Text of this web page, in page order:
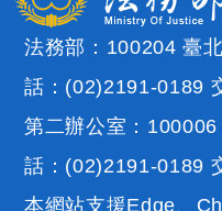
法務部：100204 臺
話：(02)2191-0189
第二辦公室：
話：(02)2191-0189
本網站支援Edge、